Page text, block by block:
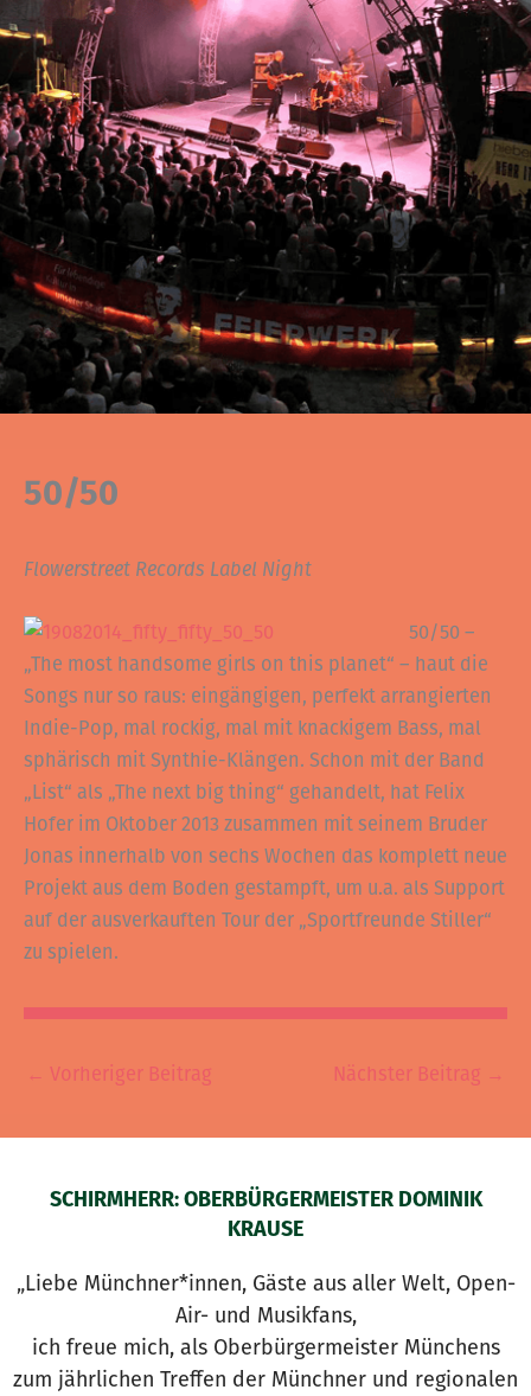
50/50
Flowerstreet Records Label Night
50/50 –
„The most handsome girls on this planet“ – haut die
Songs nur so raus: eingängigen, perfekt arrangierten
Indie-Pop, mal rockig, mal mit knackigem Bass, mal
sphärisch mit Synthie-Klängen. Schon mit der Band
„List“ als „The next big thing“ gehandelt, hat Felix
Hofer im Oktober 2013 zusammen mit seinem Bruder
Jonas innerhalb von sechs Wochen das komplett neue
Projekt aus dem Boden gestampft, um u.a. als Support
auf der ausverkauften Tour der „Sportfreunde Stiller“
zu spielen.
← Vorheriger Beitrag Nächster Beitrag →
SCHIRMHERR: OBERBÜRGERMEISTER DOMINIK
KRAUSE
„Liebe Münchner*innen, Gäste aus aller Welt, Open-
Air- und Musikfans,
ich freue mich, als Oberbürgermeister Münchens
zum jährlichen Treffen der Münchner und regionalen